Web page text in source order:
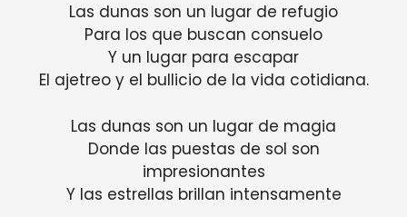
Las dunas son un lugar de refugio
Para los que buscan consuelo
Y un lugar para escapar
El ajetreo y el bullicio de la vida cotidiana.
Las dunas son un lugar de magia
Donde las puestas de sol son
impresionantes
Y las estrellas brillan intensamente